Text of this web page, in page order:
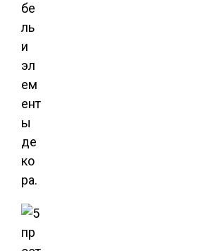
бе
ль
и
эл
ем
ент
ы
де
ко
ра.